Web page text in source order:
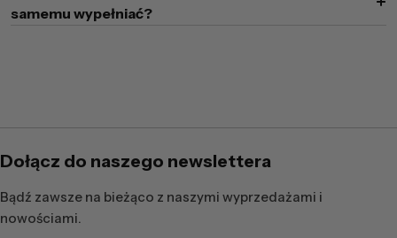
samemu wypełniać?
Dołącz do naszego newslettera
Bądź zawsze na bieżąco z naszymi wyprzedażami i
nowościami.